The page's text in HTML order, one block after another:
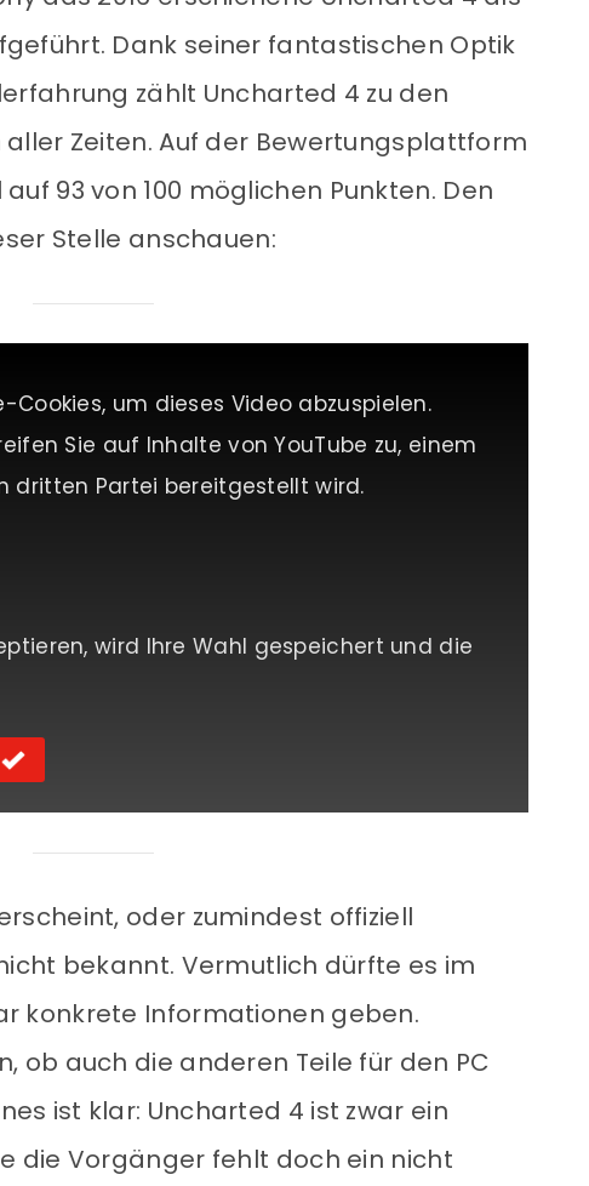
Dank seiner fantastischen Optik
zählt Uncharted 4 zu den
Zeiten. Auf der Bewertungsplattform
93 von 100 möglichen Punkten. Den
Stelle anschauen:
Cookies, um dieses Video abzuspielen.
Sie auf Inhalte von YouTube zu, einem
dritten Partei bereitgestellt wird.
wird Ihre Wahl gespeichert und die
oder zumindest offiziell
bekannt. Vermutlich dürfte es im
konkrete Informationen geben.
ob auch die anderen Teile für den PC
ist klar: Uncharted 4 ist zwar ein
die Vorgänger fehlt doch ein nicht